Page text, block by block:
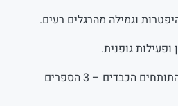
וגמילה מהרגלים רעים.
גופנית.
המלחמה בסטיגמה – התותחים הכבדים – 3 הספרים